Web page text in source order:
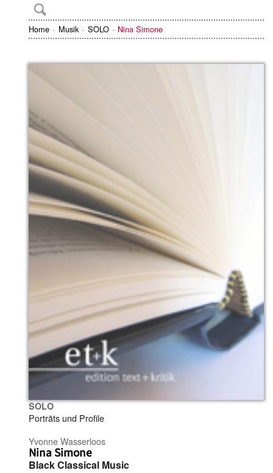
Home Musik SOLO Nina Simone
SOLO
Porträts und Profile
Yvonne Wasserloos
Nina Simone
Black Classical Music